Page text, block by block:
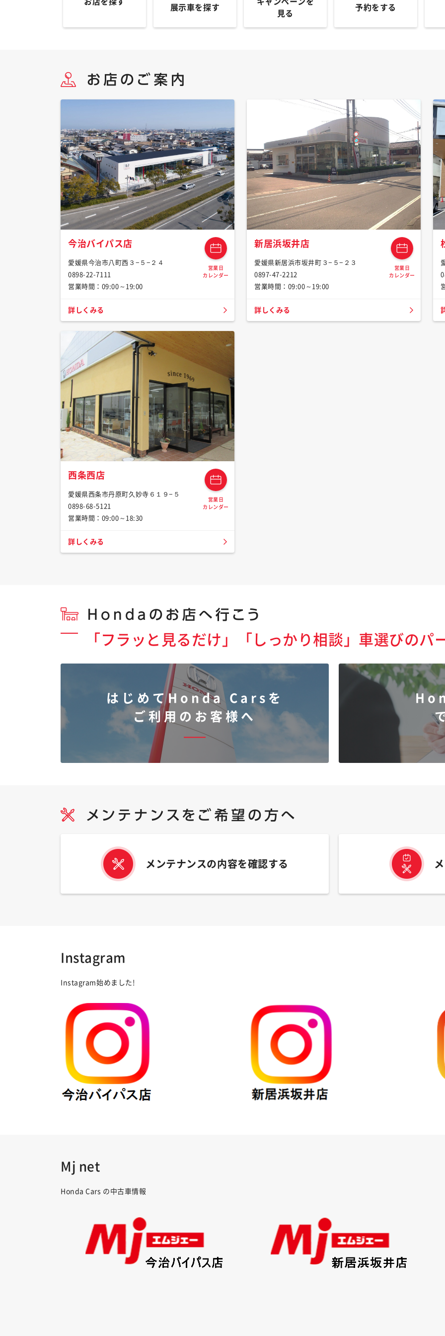
展示車を探す
見る
予約をする
今治バイパス店
愛媛県今治市八町西３−５−２４
0898-22-7111
営業時間：09:00～19:00
営業日
カレンダー
詳しくみる
新居浜坂井店
愛媛県新居浜市坂井町３−５−２３
0897-47-2212
営業時間：09:00～19:00
営業日
カレンダー
詳しくみる
西条西店
愛媛県西条市丹原町久妙寺６１９−５
0898-68-5121
営業時間：09:00～18:30
営業日
カレンダー
詳しくみる
「フラッと見るだけ」「しっかり相談」 車選びのパ
はじめてHonda Carsを
ご利用のお客様へ
メンテナンスの内容を確認する
Instagram
Instagram始めました!
Mj net
Honda Cars の中古車情報